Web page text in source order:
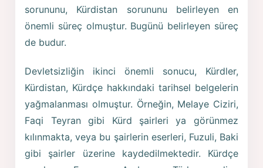
sorununu, Kürdistan sorununu belirleyen en
önemli süreç olmuştur. Bugünü belirleyen süreç
de budur.
Devletsizliğin ikinci önemli sonucu, Kürdler,
Kürdistan, Kürdçe hakkındaki tarihsel belgelerin
yağmalanması olmuştur. Örneğin, Melaye Ciziri,
Faqi Teyran gibi Kürd şairleri ya görünmez
kılınmakta, veya bu şairlerin eserleri, Fuzuli, Baki
gibi şairler üzerine kaydedilmektedir. Kürdçe